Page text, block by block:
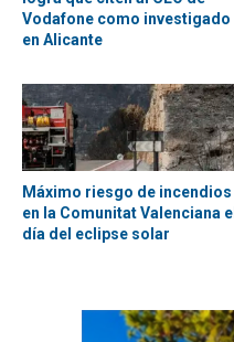
Vodafone como investigado
en Alicante
Máximo riesgo de incendios
en la Comunitat Valenciana el
día del eclipse solar